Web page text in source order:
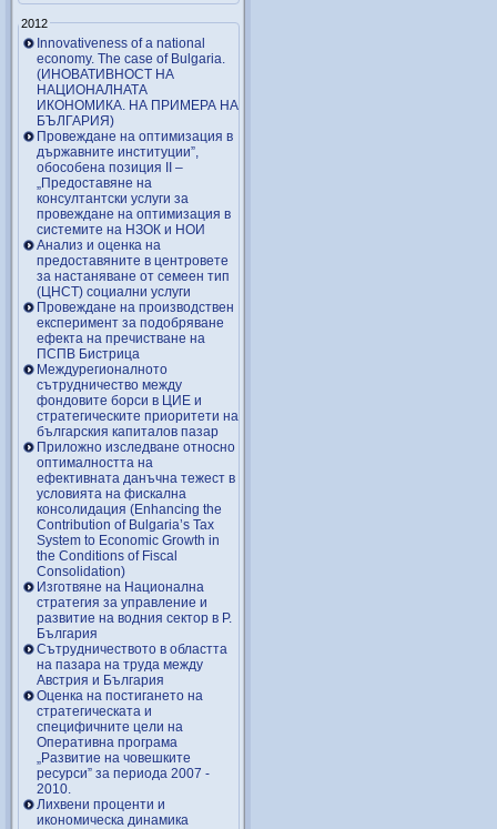
2012
Innovativeness of a national
economy. The case of Bulgaria.
(ИНОВАТИВНОСТ НА
НАЦИОНАЛНАТА
ИКОНОМИКА. НА ПРИМЕРА НА
БЪЛГАРИЯ)
Провеждане на оптимизация в
държавните институции”,
обособена позиция ІІ –
„Предоставяне на
консултантски услуги за
провеждане на оптимизация в
системите на НЗОК и НОИ
Анализ и оценка на
предоставяните в центровете
за настаняване от семеен тип
(ЦНСТ) социални услуги
Провеждане на производствен
експеримент за подобряване
ефекта на пречистване на
ПСПВ Бистрица
Междурегионалното
сътрудничество между
фондовите борси в ЦИЕ и
стратегическите приоритети на
българския капиталов пазар
Приложно изследване относно
оптималността на
ефективната данъчна тежест в
условията на фискална
консолидация (Enhancing the
Contribution of Bulgaria’s Tax
System to Economic Growth in
the Conditions of Fiscal
Consolidation)
Изготвяне на Национална
стратегия за управление и
развитие на водния сектор в Р.
България
Сътрудничеството в областта
на пазара на труда между
Австрия и България
Оценка на постигането на
стратегическата и
специфичните цели на
Оперативна програма
„Развитие на човешките
ресурси” за периода 2007 ‑
2010.
Лихвени проценти и
икономическа динамика